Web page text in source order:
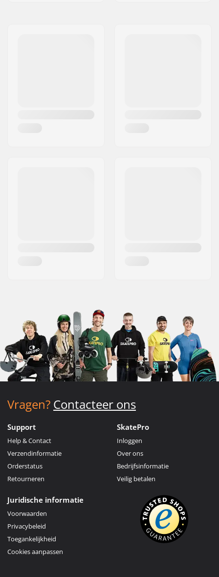
Vragen? Contacteer ons
Support
Help & Contact
Verzendinformatie
Orderstatus
Retourneren
SkatePro
Inloggen
Over ons
Bedrijfsinformatie
Veilig betalen
Juridische informatie
Voorwaarden
Privacybeleid
Toegankelijkheid
Cookies aanpassen